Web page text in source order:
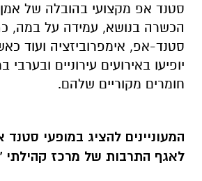
סטנד אפ מקצועי בהובלה של
הכשרה בנושא, עמידה על במה,
סטנד-אפ, אימפרוביזציה ועוד
יופיעו באירועים עירוניים
חומרים מקוריים שלהם.
המעוניינים להציג במופעי סטנד
לאגף התרבות של מרכז קהילתי